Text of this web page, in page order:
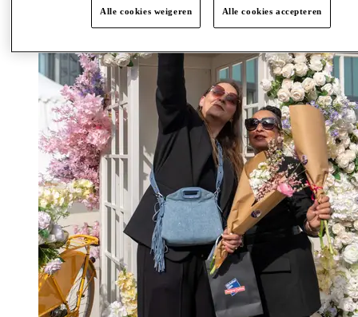
Alle cookies weigeren Alle cookies accepteren